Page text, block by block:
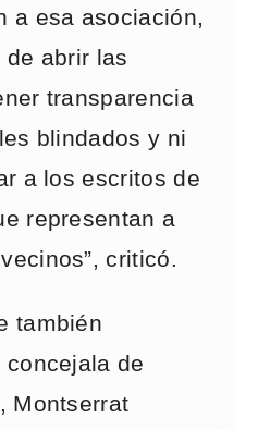
a esa asociación,
abrir las
transparencia
blindados y ni
a los escritos de
representan a
criticó.
también
de
Montserrat